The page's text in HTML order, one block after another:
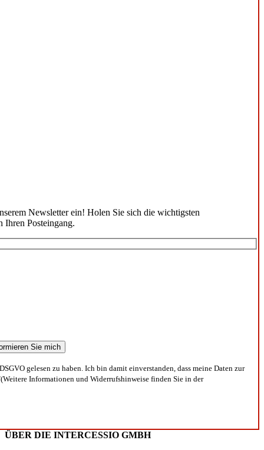
Newsletter ein! Holen Sie sich die wichtigsten
Ihren Posteingang.
gelesen zu haben. Ich bin damit einverstanden, dass meine Daten zur
Informationen und Widerrufshinweise finden Sie in der
ÜBER DIE INTERCESSIO GMBH